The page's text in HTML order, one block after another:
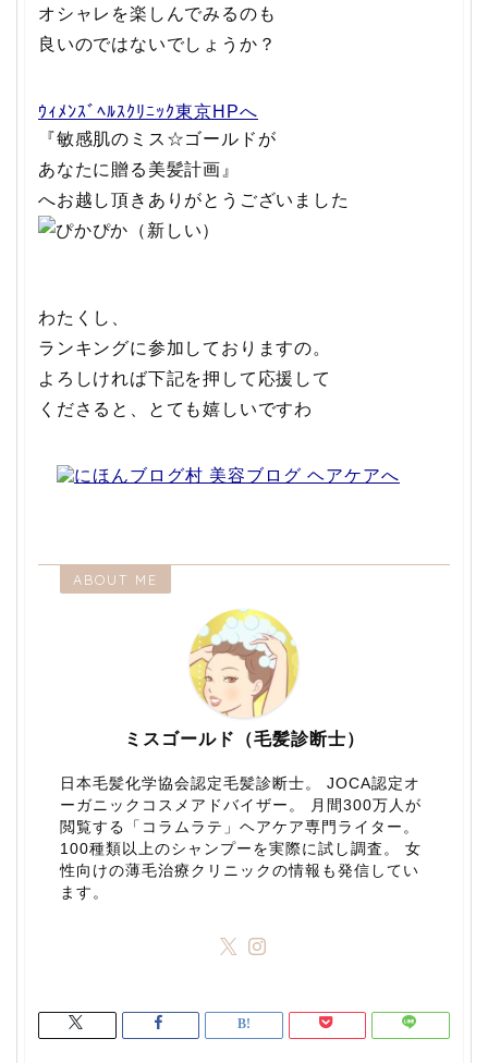
オシャレを楽しんでみるのも
良いのではないでしょうか？
ｳｨﾒﾝｽﾞﾍﾙｽｸﾘﾆｯｸ東京HPへ
『敏感肌のミス☆ゴールドが
あなたに贈る美髪計画』
へお越し頂きありがとうございました
わたくし、
ランキングに参加しておりますの。
よろしければ下記を押して応援して
くださると、とても嬉しいですわ
ABOUT ME
ミスゴールド（毛髪診断士）
日本毛髪化学協会認定毛髪診断士。 JOCA認定オ
ーガニックコスメアドバイザー。 月間300万人が
閲覧する「コラムラテ」ヘアケア専門ライター。
100種類以上のシャンプーを実際に試し調査。 女
性向けの薄毛治療クリニックの情報も発信してい
ます。